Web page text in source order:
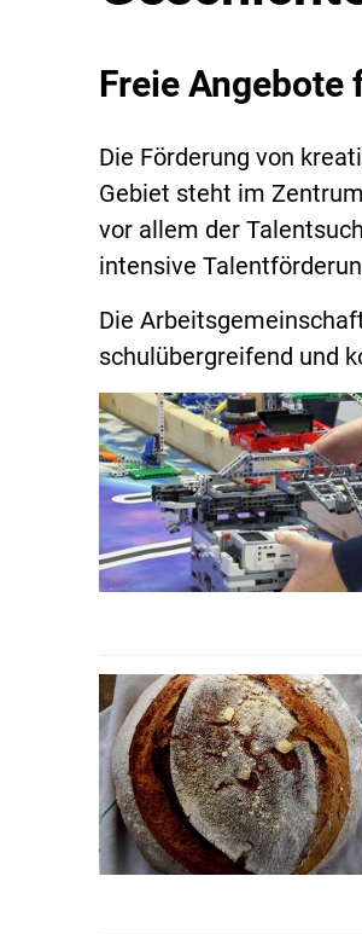
Freie Angebote
Die Förderung von
Gebiet steht im
vor allem der
intensive
Die
schulübergreifend und